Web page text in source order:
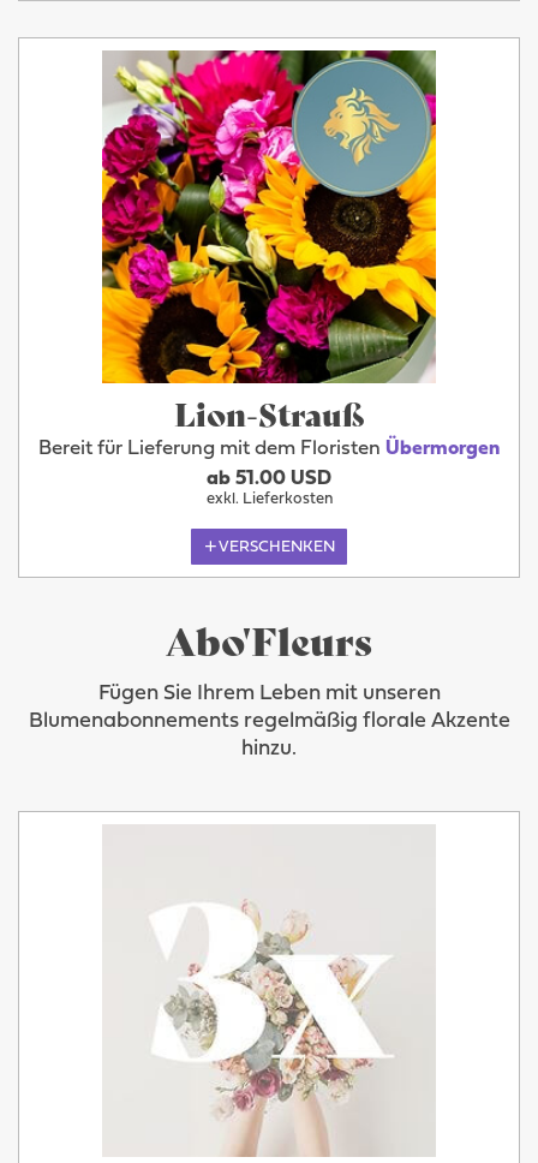
Lion-Strauß
Bereit für Lieferung mit dem Floristen Übermorgen
ab 51.00 USD
exkl. Lieferkosten
VERSCHENKEN
Abo'Fleurs
Fügen Sie Ihrem Leben mit unseren
Blumenabonnements regelmäßig florale Akzente
hinzu.